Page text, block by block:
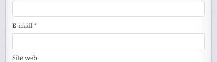
E-mail*
Site web